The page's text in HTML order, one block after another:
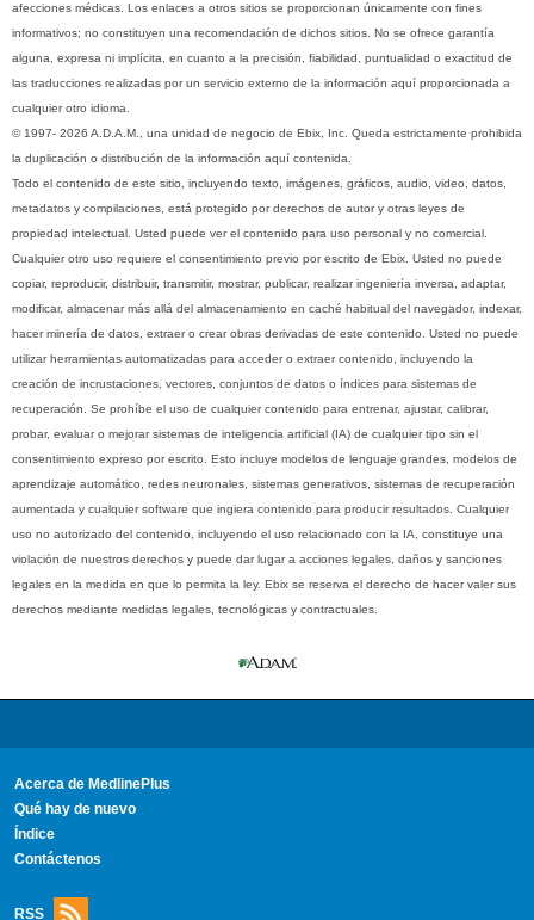
afecciones médicas. Los enlaces a otros sitios se proporcionan únicamente con fines
informativos; no constituyen una recomendación de dichos sitios. No se ofrece garantía
alguna, expresa ni implícita, en cuanto a la precisión, fiabilidad, puntualidad o exactitud de
las traducciones realizadas por un servicio externo de la información aquí proporcionada a
cualquier otro idioma.
© 1997- 2026 A.D.A.M., una unidad de negocio de Ebix, Inc. Queda estrictamente prohibida
la duplicación o distribución de la información aquí contenida.
Todo el contenido de este sitio, incluyendo texto, imágenes, gráficos, audio, video, datos,
metadatos y compilaciones, está protegido por derechos de autor y otras leyes de
propiedad intelectual. Usted puede ver el contenido para uso personal y no comercial.
Cualquier otro uso requiere el consentimiento previo por escrito de Ebix. Usted no puede
copiar, reproducir, distribuir, transmitir, mostrar, publicar, realizar ingeniería inversa, adaptar,
modificar, almacenar más allá del almacenamiento en caché habitual del navegador, indexar,
hacer minería de datos, extraer o crear obras derivadas de este contenido. Usted no puede
utilizar herramientas automatizadas para acceder o extraer contenido, incluyendo la
creación de incrustaciones, vectores, conjuntos de datos o índices para sistemas de
recuperación. Se prohíbe el uso de cualquier contenido para entrenar, ajustar, calibrar,
probar, evaluar o mejorar sistemas de inteligencia artificial (IA) de cualquier tipo sin el
consentimiento expreso por escrito. Esto incluye modelos de lenguaje grandes, modelos de
aprendizaje automático, redes neuronales, sistemas generativos, sistemas de recuperación
aumentada y cualquier software que ingiera contenido para producir resultados. Cualquier
uso no autorizado del contenido, incluyendo el uso relacionado con la IA, constituye una
violación de nuestros derechos y puede dar lugar a acciones legales, daños y sanciones
legales en la medida en que lo permita la ley. Ebix se reserva el derecho de hacer valer sus
derechos mediante medidas legales, tecnológicas y contractuales.
Acerca de MedlinePlus
Qué hay de nuevo
Índice
Contáctenos
RSS